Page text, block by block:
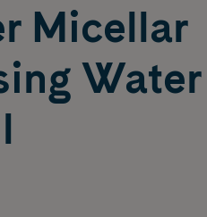
Micellar
Water